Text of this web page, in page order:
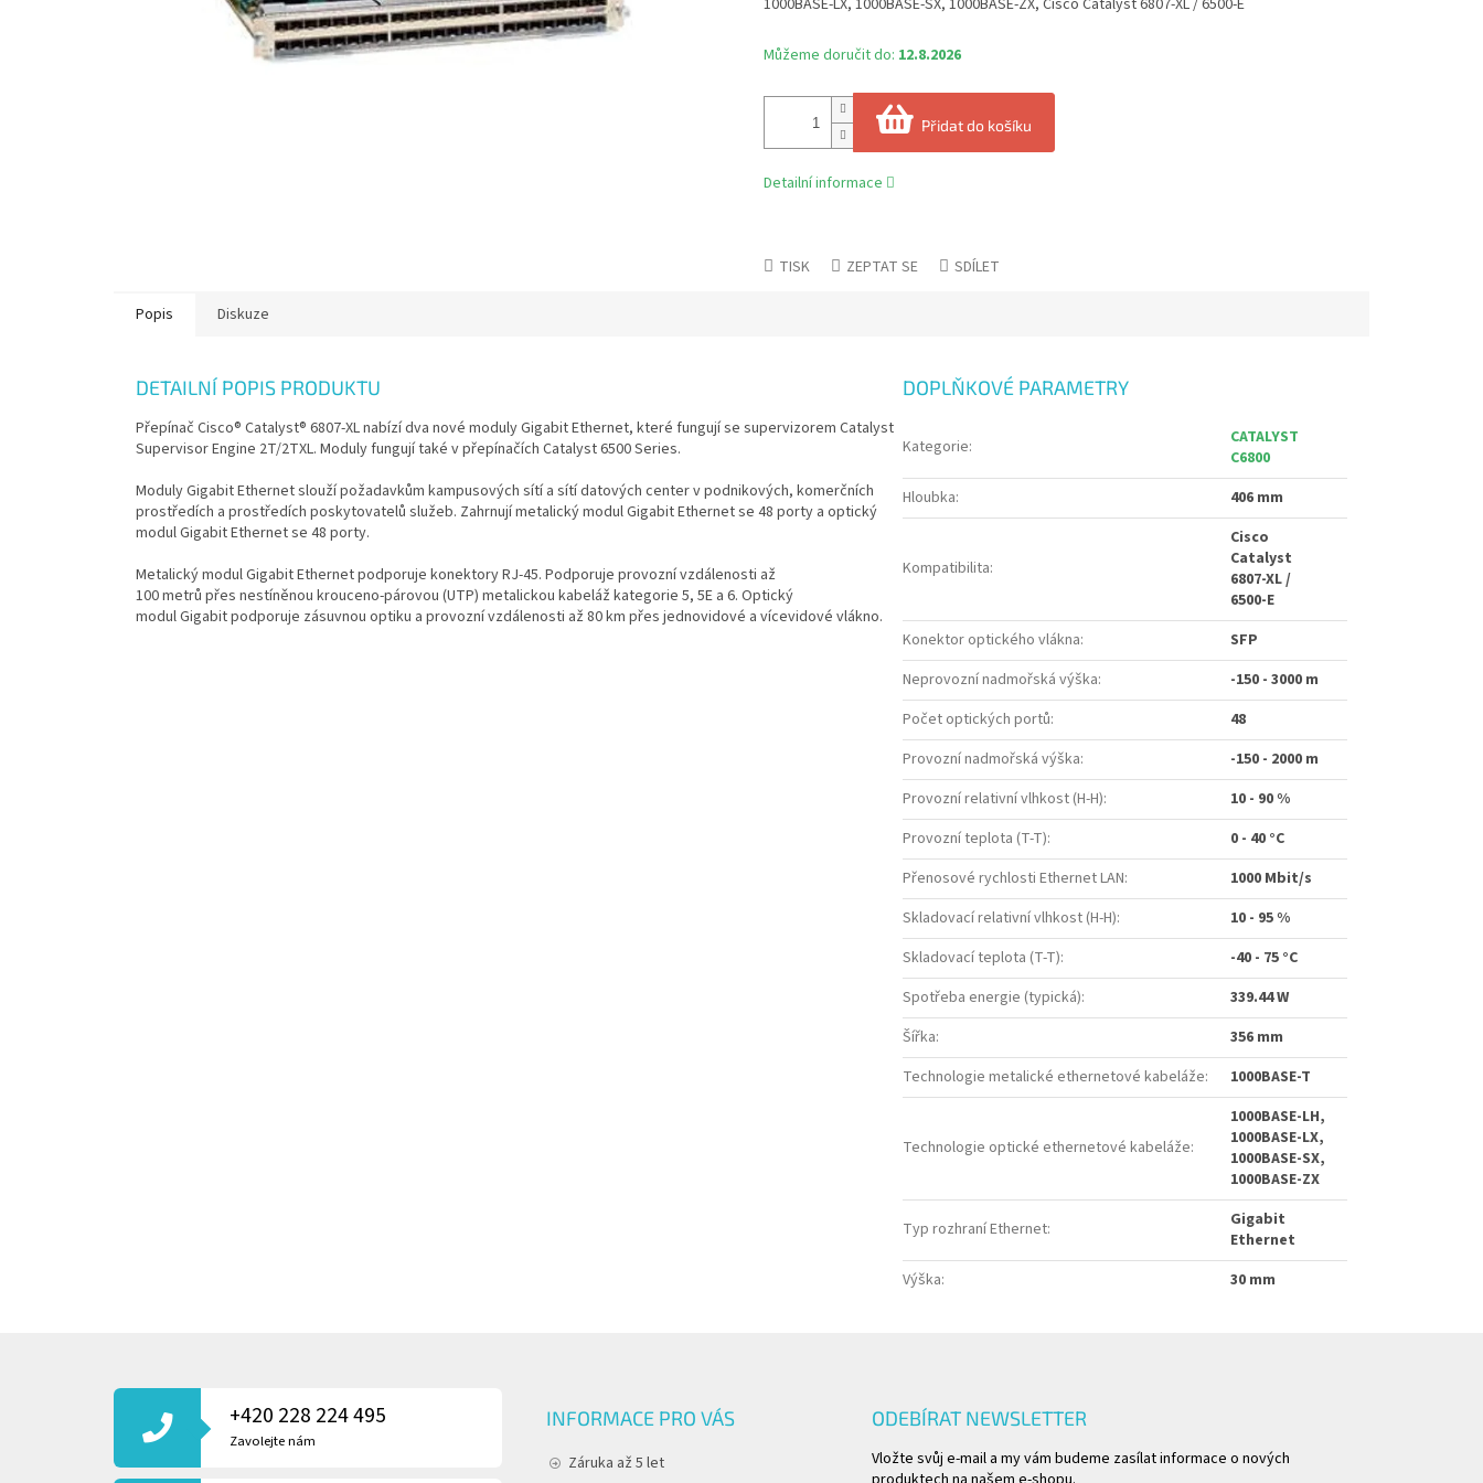
Můžeme doručit do: 12.8.2026
Přidat do košíku
1000BASE‑LX, 1000BASE‑SX, 1000BASE‑ZX, Cisco Catalyst 6807-XL / 6500-E
Detailní informace
TISK ZEPTAT SE SDÍLET
Popis Diskuze
DETAILNÍ POPIS PRODUKTU
Přepínač Cisco® Catalyst® 6807-XL nabízí dva nové moduly Gigabit Ethernet, které fungují se supervizorem Catalyst
Supervisor Engine 2T/2TXL. Moduly fungují také v přepínačích Catalyst 6500 Series.
Moduly Gigabit Ethernet slouží požadavkům kampusových sítí a sítí datových center v podnikových, komerčních
prostředích a prostředích poskytovatelů služeb. Zahrnují metalický modul Gigabit Ethernet se 48 porty a optický
modul Gigabit Ethernet se 48 porty.
Metalický modul Gigabit Ethernet podporuje konektory RJ-45. Podporuje provozní vzdálenosti až
100 metrů přes nestíněnou krouceno-párovou (UTP) metalickou kabeláž kategorie 5, 5E a 6. Optický
modul Gigabit podporuje zásuvnou optiku a provozní vzdálenosti až 80 km přes jednovidové a vícevidové vlákno.
DOPLŇKOVÉ PARAMETRY
Kategorie:
CATALYST
C6800
Hloubka: 406 mm
Kompatibilita:
Cisco
Catalyst
6807-XL /
6500-E
Konektor optického vlákna:
SFP
Neprovozní nadmořská výška:
-150 - 3000 m
Počet optických portů:
48
Provozní nadmořská výška:
-150 - 2000 m
Provozní relativní vlhkost (H-H):
10 - 90 %
Provozní teplota (T-T):
0 - 40 °C
Přenosové rychlosti Ethernet LAN:
1000 Mbit/s
Skladovací relativní vlhkost (H-H):
10 - 95 %
Skladovací teplota (T-T):
-40 - 75 °C
Spotřeba energie (typická):
339.44 W
Šířka:
356 mm
Technologie metalické ethernetové kabeláže: 1000BASE-T
Technologie optické ethernetové kabeláže:
1000BASE‑LH,
1000BASE‑LX,
1000BASE‑SX,
1000BASE‑ZX
Typ rozhraní Ethernet:
Gigabit
Ethernet
Výška: 30 mm
+420 228 224 495
Zavolejte nám
INFORMACE PRO VÁS
Záruka až 5 let
ODEBÍRAT NEWSLETTER
Vložte svůj e-mail a my vám budeme zasílat informace o nových